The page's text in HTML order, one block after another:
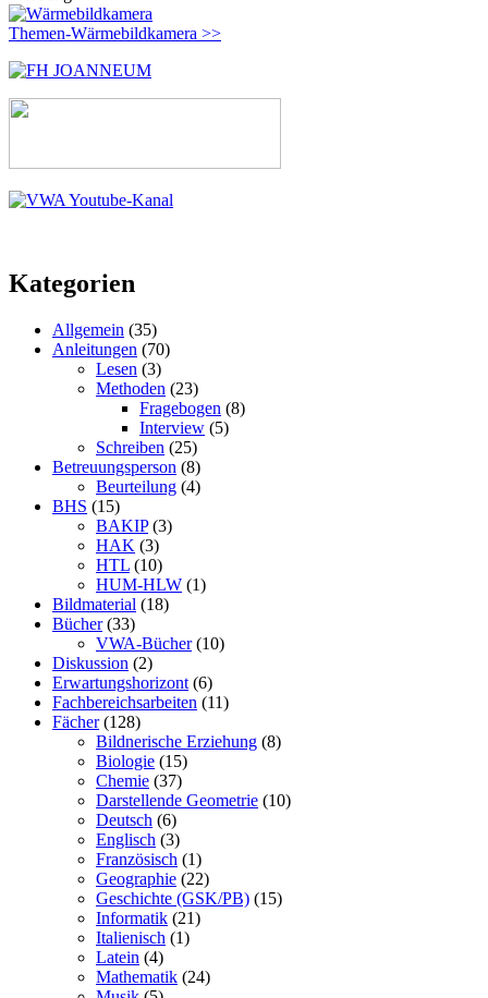
Themen-Wärmebildkamera >>
Kategorien
Allgemein (35)
Anleitungen (70)
Lesen (3)
Methoden (23)
Fragebogen (8)
Interview (5)
Schreiben (25)
Betreuungsperson (8)
Beurteilung (4)
BHS (15)
BAKIP(3)
HAK (3)
HTL (10)
HUM-HLW (1)
Bildmaterial (18)
Bücher(33)
VWA-Bücher(10)
Diskussion (2)
Erwartungshorizont (6)
Fachbereichsarbeiten (11)
Fächer(128)
Bildnerische Erziehung (8)
Biologie (15)
Chemie (37)
Darstellende Geometrie (10)
Deutsch (6)
Englisch (3)
Französisch (1)
Geographie (22)
Geschichte (GSK/PB) (15)
Informatik (21)
Italienisch (1)
Latein (4)
Mathematik (24)